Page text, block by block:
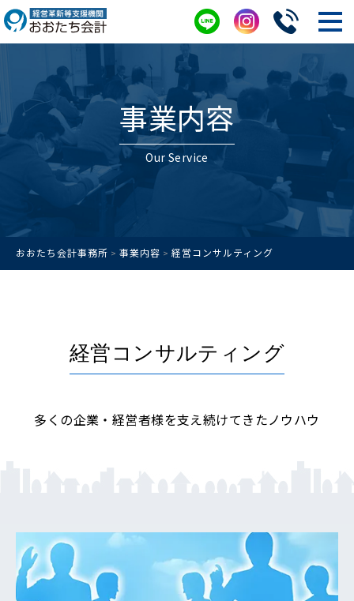
事業内容
Our Service
おおたち会計事務所 > 事業内容 > 経営コンサルティング
経営コンサルティング
多くの企業・経営者様を支え続けてきたノウハウ